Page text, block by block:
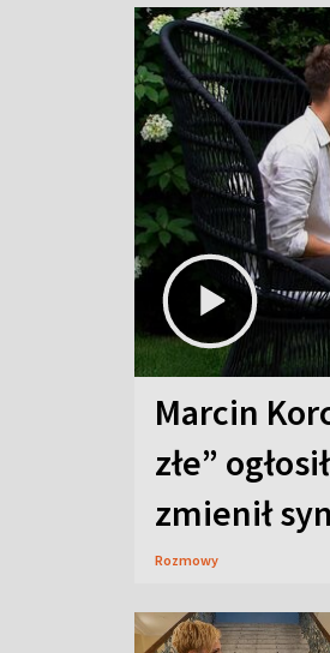
Marcin
złe”
zmienił syn
Rozmowy